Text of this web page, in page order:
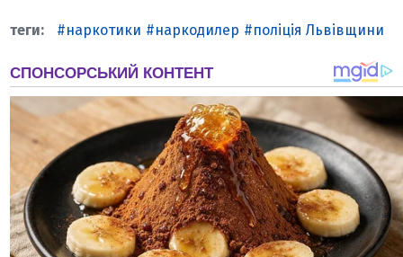
наркотики наркодилер поліція Львівщини